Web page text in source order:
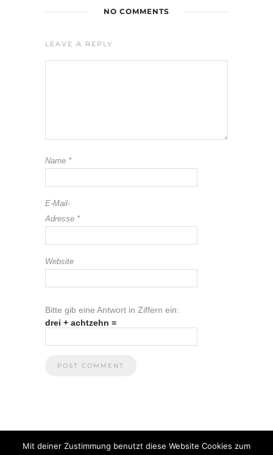
NO COMMENTS
LEAVE A REPLY
Name *
E-Mail-
Adresse *
Website
Bitte gib eine Antwort in Ziffern ein:
drei + achtzehn =
Mit deiner Zustimmung benutzt diese Website Cookies zum